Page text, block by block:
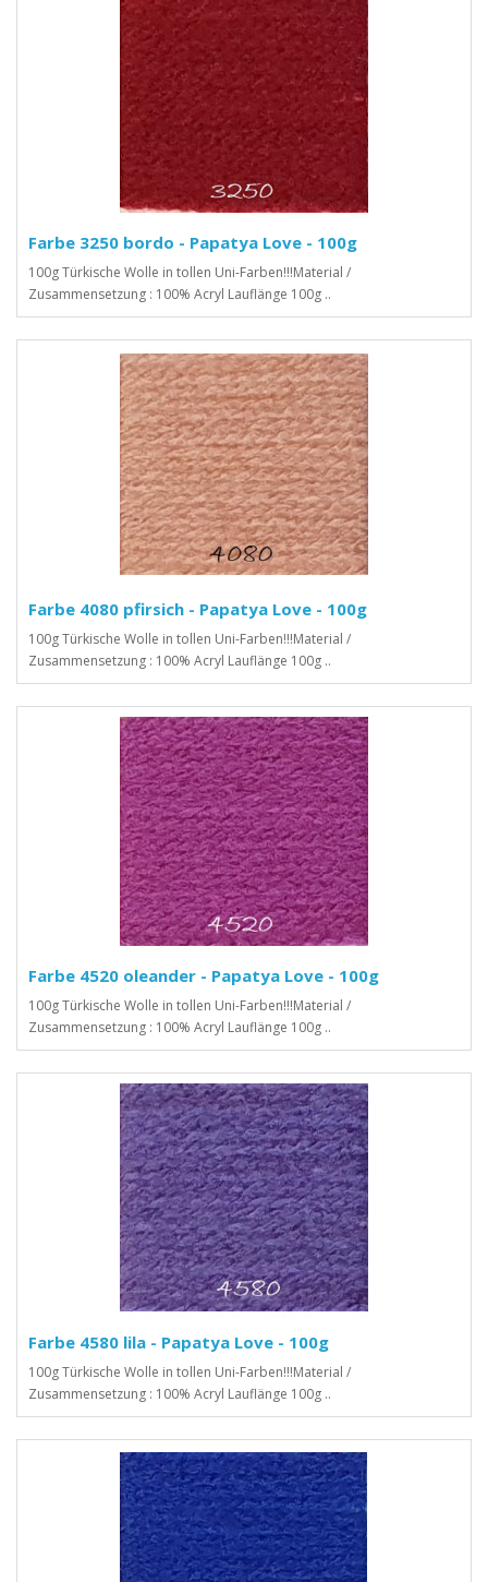
Farbe 3250 bordo - Papatya Love - 100g
100g Türkische Wolle in tollen Uni-Farben!!!Material /
Zusammensetzung : 100% Acryl Lauflänge 100g ..
Farbe 4080 pfirsich - Papatya Love - 100g
100g Türkische Wolle in tollen Uni-Farben!!!Material /
Zusammensetzung : 100% Acryl Lauflänge 100g ..
Farbe 4520 oleander - Papatya Love - 100g
100g Türkische Wolle in tollen Uni-Farben!!!Material /
Zusammensetzung : 100% Acryl Lauflänge 100g ..
Farbe 4580 lila - Papatya Love - 100g
100g Türkische Wolle in tollen Uni-Farben!!!Material /
Zusammensetzung : 100% Acryl Lauflänge 100g ..